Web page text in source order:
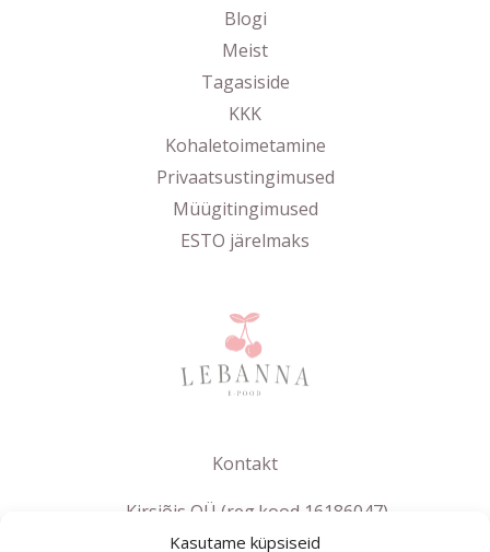
Kasutame küpsiseid
Kontakt
Kirsiõis OÜ (reg.kood 16186047)
info@lebanna.ee
Blogi
Meist
Tagasiside
KKK
Kohaletoimetamine
Privaatsustingimused
Müügitingimused
ESTO järelmaks